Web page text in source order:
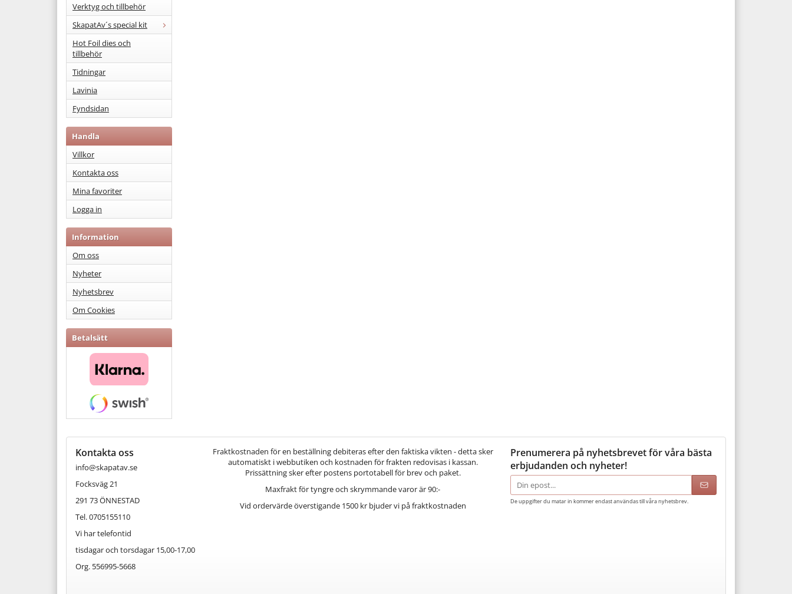
Verktyg och tillbehör
SkapatAv´s special kit
Hot Foil dies och
tillbehör
Tidningar
Lavinia
Fyndsidan
Handla
Villkor
Kontakta oss
Mina favoriter
Logga in
Information
Om oss
Nyheter
Nyhetsbrev
Om Cookies
Betalsätt
Kontakta oss
info@skapatav.se
Focksväg 21
291 73 ÖNNESTAD
Tel. 0705155110
Vi har telefontid
tisdagar och torsdagar 15,00-17,00
Org. 556995-5668
Fraktkostnaden för en beställning debiteras efter den faktiska vikten - detta sker
automatiskt i webbutiken och kostnaden för frakten redovisas i kassan.
Prissättning sker efter postens portotabell för brev och paket.
Maxfrakt för tyngre och skrymmande varor är 90:-
Vid ordervärde överstigande 1500 kr bjuder vi på fraktkostnaden
Prenumerera på nyhetsbrevet för våra bästa
erbjudanden och nyheter!
E-
postadress
De uppgifter du matar in kommer endast användas till våra nyhetsbrev.